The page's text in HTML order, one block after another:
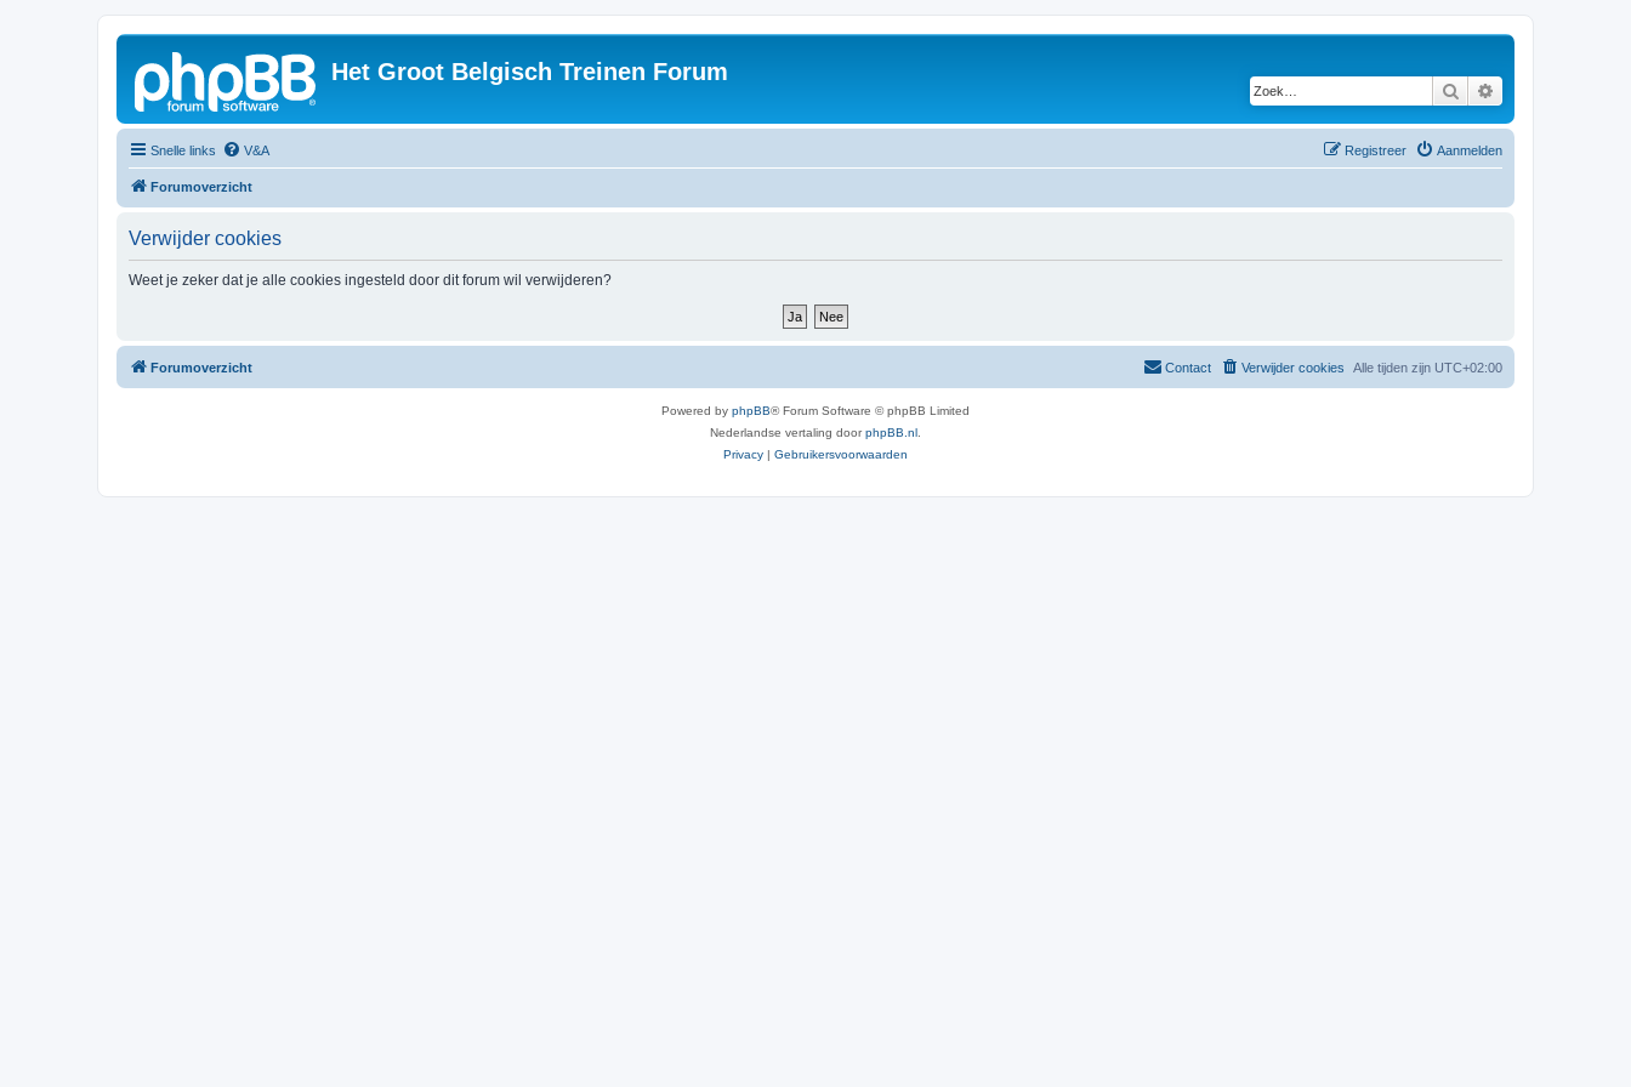
Het Groot Belgisch Treinen Forum
Zoek
Snelle links V&A Aanmelden
Registreer
Forumoverzicht
Verwijder cookies
Weet je zeker dat je alle cookies ingesteld door dit forum wil verwijderen?
Forumoverzicht Alle tijden zijn UTC+02:00
Verwijder cookies
Contact
Powered by phpBB® Forum Software © phpBB Limited
Nederlandse vertaling doorphpBB.nl
Privacy | Gebruikersvoorwaarden